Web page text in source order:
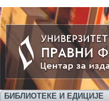
БИБЛИОТЕКЕ И ЕДИЦИЈЕ